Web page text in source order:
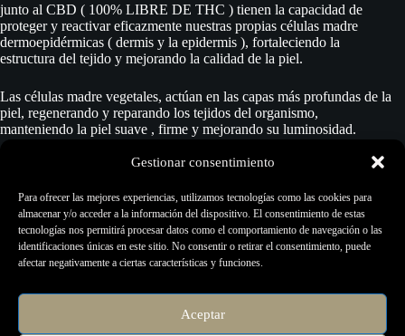
Gestionar consentimiento
Para ofrecer las mejores experiencias, utilizamos tecnologías como las cookies para
almacenar y/o acceder a la información del dispositivo. El consentimiento de estas
tecnologías nos permitirá procesar datos como el comportamiento de navegación o las
identificaciones únicas en este sitio. No consentir o retirar el consentimiento, puede
afectar negativamente a ciertas características y funciones.
Aceptar
junto al CBD ( 100% LIBRE DE THC ) tienen la capacidad de
proteger y reactivar eficazmente nuestras propias células madre
dermoepidérmicas ( dermis y la epidermis ), fortaleciendo la
estructura del tejido y mejorando la calidad de la piel.
Las células madre vegetales, actúan en las capas más profundas de la
piel, regenerando y reparando los tejidos del organismo,
manteniendo la piel suave , firme y mejorando su luminosidad.
Se puede utilizar como crema de curación, ayudando a aliviar la
una de las cremas más completas del mercado.
Los activos hechos de células madre vegetales no contienen
herbicidas, pesticidas ni metales pesados.
Presentación:
Bote de 250ml con tapa de seguridad interna.